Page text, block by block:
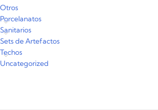
Otros
Porcelanatos
Sanitarios
Sets de Artefactos
Techos
Uncategorized